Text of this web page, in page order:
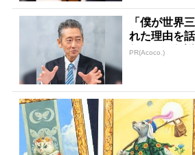
「僕が世界
れた理由を
任された伝説
PR(Acoco.)